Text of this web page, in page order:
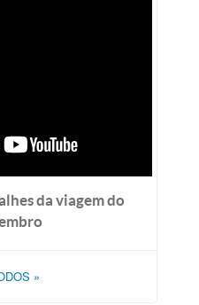
da viagem do
»